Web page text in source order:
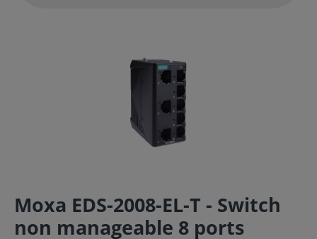
Moxa EDS-2008-EL-T - Switch
non manageable 8 ports